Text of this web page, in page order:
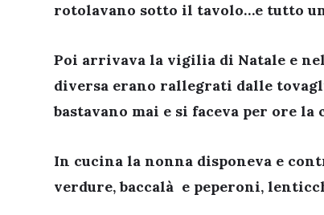
rotolavano sotto il tavolo…e tutto
Poi arrivava la vigilia di Natale e
diversa erano rallegrati dalle
bastavano mai e si faceva per ore
In cucina la nonna disponeva e
verdure, baccalà e peperoni,